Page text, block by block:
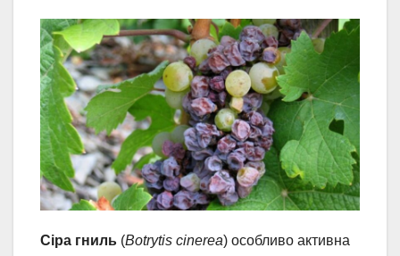
Сіра гниль (Botrytis cinerea) особливо активна